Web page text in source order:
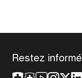
Restez informé